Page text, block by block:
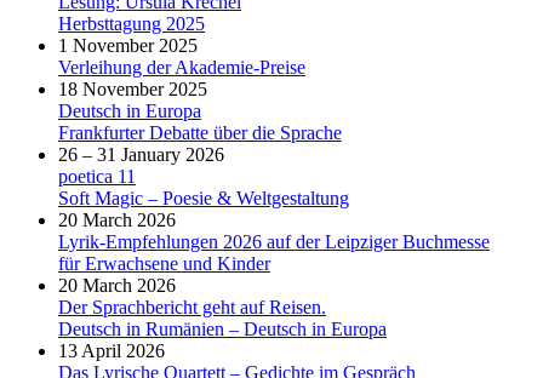
Herbsttagung 2025
1 November 2025
Verleihung der Akademie-Preise
18 November 2025
Deutsch in Europa
Frankfurter Debatte über die Sprache
26 – 31 January 2026
poetica 11
Soft Magic – Poesie & Weltgestaltung
20 March 2026
Lyrik-Empfehlungen 2026 auf der Leipziger Buchmesse
für Erwachsene und Kinder
20 March 2026
Der Sprachbericht geht auf Reisen.
Deutsch in Rumänien – Deutsch in Europa
13 April 2026
Das Lyrische Quartett – Gedichte im Gespräch